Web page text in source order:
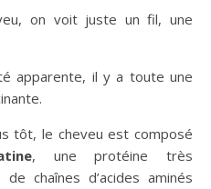
on voit juste un fil, une
apparente, il y a toute une
tôt, le cheveu est composé
, une protéine très
chaînes d’acides aminés